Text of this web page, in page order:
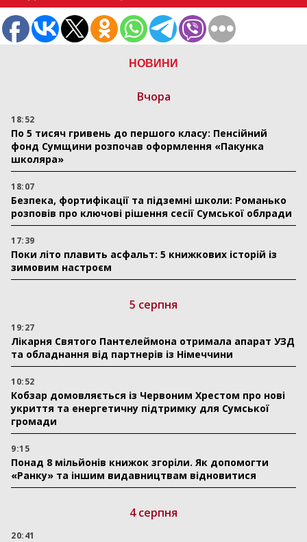
НОВИНИ
Вчора
18:52
По 5 тисяч гривень до першого класу: Пенсійний
фонд Сумщини розпочав оформлення «Пакунка
школяра»
18:07
Безпека, фортифікації та підземні школи: Романько
розповів про ключові рішення сесії Сумської облради
17:39
Поки літо плавить асфальт: 5 книжкових історій із
зимовим настроєм
5 серпня
19:27
Лікарня Святого Пантелеймона отримала апарат УЗД
та обладнання від партнерів із Німеччини
10:52
Кобзар домовляється із Червоним Хрестом про нові
укриття та енергетичну підтримку для Сумської
громади
9:15
Понад 8 мільйонів книжок згоріли. Як допомогти
«Ранку» та іншим видавництвам відновитися
4 серпня
20:41